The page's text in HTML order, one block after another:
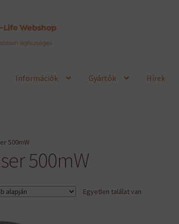
Információk Gyártók Hírek
500mW
500mW
Egyetlen találat van